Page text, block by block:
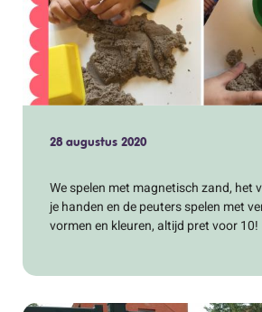
28 augustus 2020
We spelen met magnetisch zand, het
je handen en de peuters spelen met
vormen en kleuren, altijd pret voor 10!